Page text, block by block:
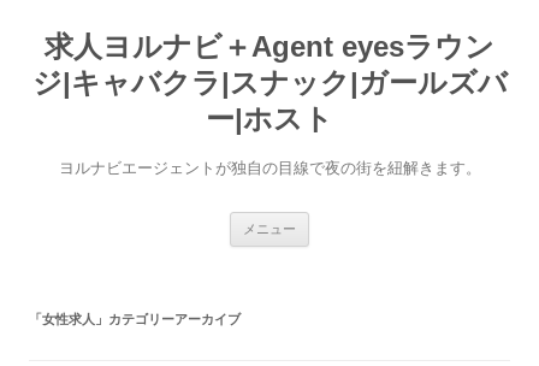
求人ヨルナビ＋Agent eyesラウン
ジ|キャバクラ|スナック|ガールズバ
ー|ホスト
ヨルナビエージェントが独自の目線で夜の街を紐解きます。
メニュー
「女性求人 」カテゴリーアーカイブ